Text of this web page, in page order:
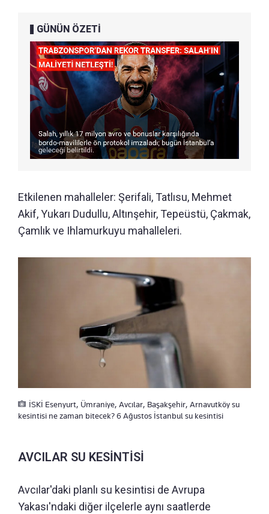
GÜNÜN ÖZETİ
Etkilenen mahalleler: Şerifali, Tatlısu, Mehmet
Akif, Yukarı Dudullu, Altınşehir, Tepeüstü, Çakmak,
Çamlık ve Ihlamurkuyu mahalleleri.
İSKİ Esenyurt, Ümraniye, Avcılar, Başakşehir, Arnavutköy su
kesintisi ne zaman bitecek? 6 Ağustos İstanbul su kesintisi
AVCILAR SU KESİNTİSİ
Avcılar'daki planlı su kesintisi de Avrupa
Yakası'ndaki diğer ilçelerle aynı saatlerde